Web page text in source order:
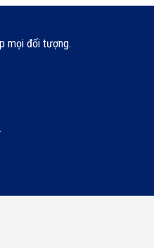
mọi đối tượng.